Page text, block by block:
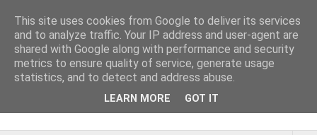
Inspirujte se tím, co píší posluchači kurzů a co se na nich
This site uses cookies from Google to deliver its services
and to analyze traffic. Your IP address and user-agent are
shared with Google along with performance and security
metrics to ensure quality of service, generate usage
statistics, and to detect and address abuse.
LEARN MORE GOT IT